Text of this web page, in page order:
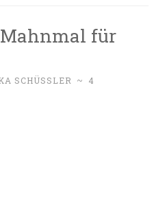
für
SCHÜSSLER ~
4